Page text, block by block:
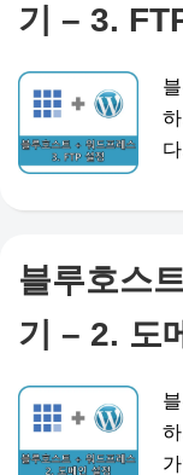
기 – 3.
블루호스
기 – 2. 도